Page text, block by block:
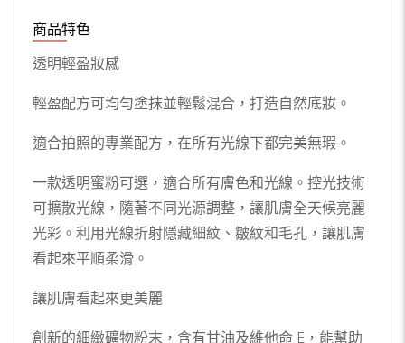
商品特色
透明輕盈妝感
輕盈配方可均勻塗抹並輕鬆混合，打造自然底妝。
適合拍照的專業配方，在所有光線下都完美無瑕。
一款透明蜜粉可選，適合所有膚色和光線。控光技術
可擴散光線，隨著不同光源調整，讓肌膚全天候亮麗
光彩。利用光線折射隱藏細紋、皺紋和毛孔，讓肌膚
看起來平順柔滑。
讓肌膚看起來更美麗
創新的細緻礦物粉末，含有甘油及維他命 E，能幫助